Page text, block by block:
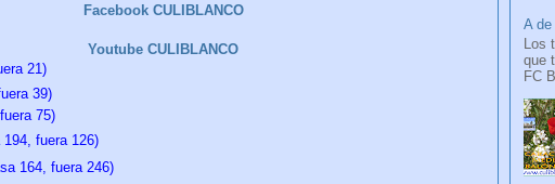
Facebook CULIBLANCO
Youtube CULIBLANCO
21)
39)
75)
194, fuera 126)
164, fuera 246)
A
que
FC